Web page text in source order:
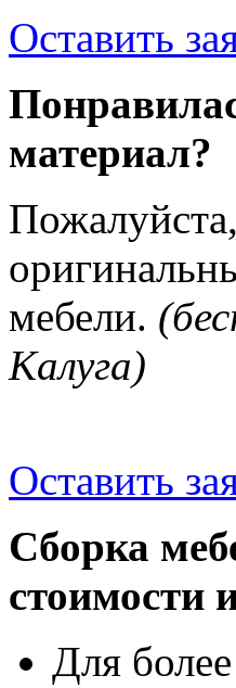
Оставить
материал?
мебели.
Калуга)
Оставить
Сборка
стоимости
Для